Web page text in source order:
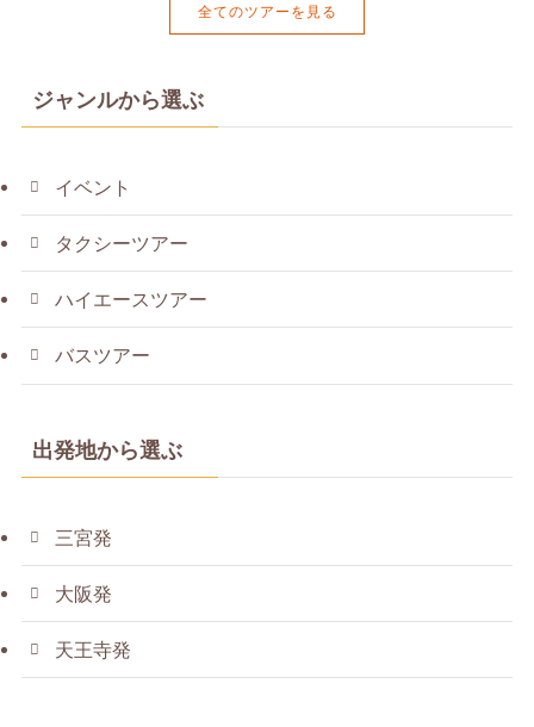
全てのツアーを見る
ジャンルから選ぶ
イベント
タクシーツアー
ハイエースツアー
バスツアー
出発地から選ぶ
三宮発
大阪発
天王寺発